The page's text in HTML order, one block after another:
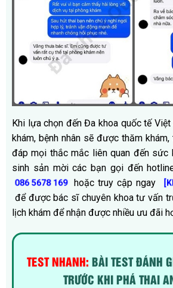
Khi lựa chọn đến Đa khoa quốc tế
khám, bệnh nhân sẽ được thăm
đáp mọi thắc mắc liên quan đến sức
sinh sản mời các bạn gọi đến
086 5678 169 hoặc truy cập ngay
để được bác sĩ chuyên khoa tư vấn
lịch khám để nhận được nhiều ưu đãi
TEST NHANH: BÀI TEST ĐÁNH
TRƯỚC KHI PHÁ THAI